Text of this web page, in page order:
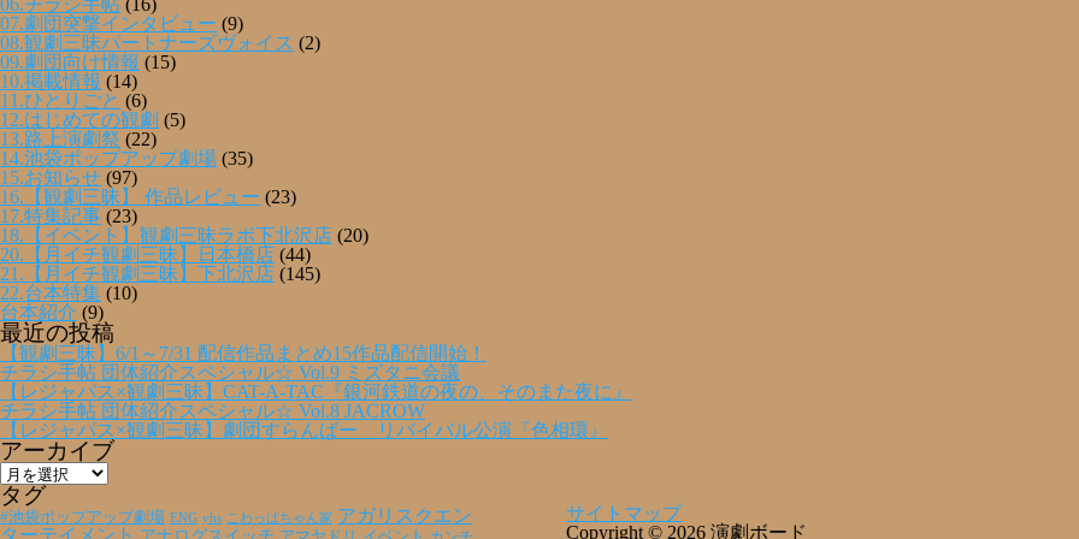
06.チラシ手帖 (16)
07.劇団突撃インタビュー (9)
08.観劇三昧パートナーズヴォイス (2)
09.劇団向け情報 (15)
10.掲載情報 (14)
11.ひとりごと (6)
12.はじめての観劇 (5)
13.路上演劇祭 (22)
14.池袋ポップアップ劇場 (35)
15.お知らせ (97)
16.【観劇三昧】 作品レビュー (23)
17.特集記事 (23)
18.【イベント】観劇三昧ラボ下北沢店 (20)
20.【月イチ観劇三昧】日本橋店 (44)
21.【月イチ観劇三昧】下北沢店 (145)
22.台本特集 (10)
台本紹介 (9)
最近の投稿
【観劇三昧】6/1～7/31 配信作品まとめ15作品配信開始！
チラシ手帖 団体紹介スペシャル☆ Vol.9 ミズタニ会議
【レジャパス×観劇三昧】CAT-A-TAC『銀河鉄道の夜の、そのまた夜に』
チラシ手帖 団体紹介スペシャル☆ Vol.8 JACROW
【レジャパス×観劇三昧】劇団すらんばー リバイバル公演『色相環』
アーカイブ
ア
ー
カ
イ
タグ
#池袋ポップアップ劇場 ENG yhs こわっぱちゃん家 アガリスクエン
ターテイメント
サイトマップ
Copyright © 2026 演劇ボード